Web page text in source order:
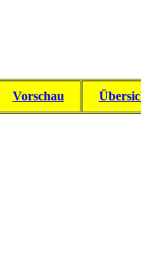
Vorschau